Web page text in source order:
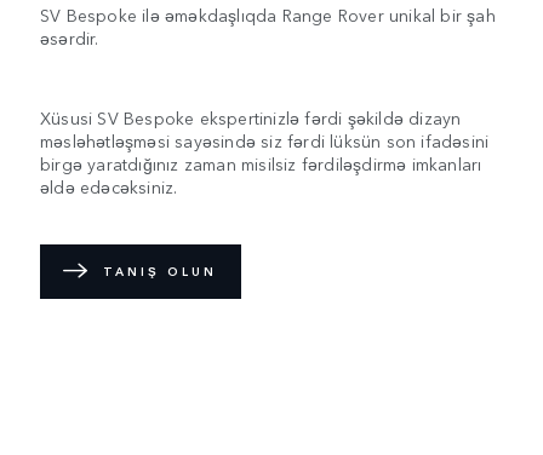
SV Bespoke ilə əməkdaşlıqda Range Rover unikal bir şah
əsərdir.
Xüsusi SV Bespoke ekspertinizlə fərdi şəkildə dizayn
məsləhətləşməsi sayəsində siz fərdi lüksün son ifadəsini
birgə yaratdığınız zaman misilsiz fərdiləşdirmə imkanları
əldə edəcəksiniz.
TANIŞ OLUN